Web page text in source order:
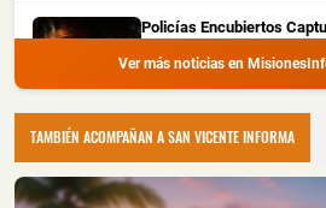
Policías Encubiertos
Puerto Iguazú
Dos presuntos dealers
Ver más noticias en
TAMBIÉN ACOMPAÑAN A SAN VICENTE INFORMA